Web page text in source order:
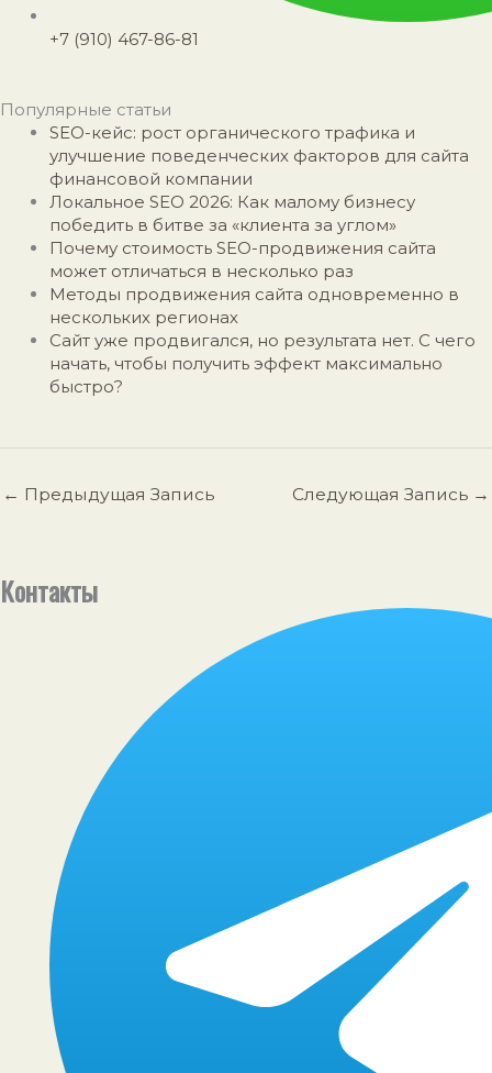
+7 (910) 467-86-81
Популярные статьи
SEO-кейс: рост органического трафика и
улучшение поведенческих факторов для сайта
финансовой компании
Локальное SEO 2026: Как малому бизнесу
победить в битве за «клиента за углом»
Почему стоимость SEO-продвижения сайта
может отличаться в несколько раз
Методы продвижения сайта одновременно в
нескольких регионах
Сайт уже продвигался, но результата нет. С чего
начать, чтобы получить эффект максимально
быстро?
← Предыдущая Запись Следующая Запись →
Контакты